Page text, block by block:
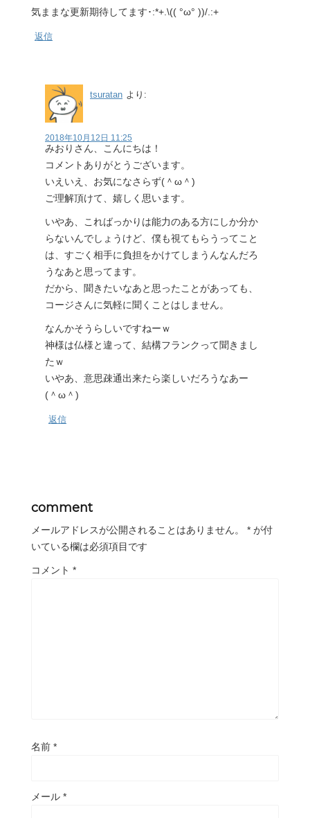
気ままな更新期待してます･:*+.\(( °ω° ))/.:+
返信
tsuratan より:
2018年10月12日 11:25
みおりさん、こんにちは！
コメントありがとうございます。
いえいえ、お気になさらず(＾ω＾)
ご理解頂けて、嬉しく思います。
いやあ、こればっかりは能力のある方にしか分か
らないんでしょうけど、僕も視てもらうってこと
は、すごく相手に負担をかけてしまうんなんだろ
うなあと思ってます。
だから、聞きたいなあと思ったことがあっても、
コージさんに気軽に聞くことはしません。
なんかそうらしいですねーｗ
神様は仏様と違って、結構フランクって聞きまし
たｗ
いやあ、意思疎通出来たら楽しいだろうなあー
(＾ω＾)
返信
comment
メールアドレスが公開されることはありません。 * が付
いている欄は必須項目です
コメント *
名前 *
メール *